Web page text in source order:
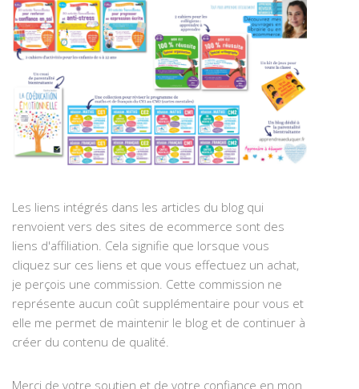
Les liens intégrés dans les articles du blog qui
renvoient vers des sites de ecommerce sont des
liens d'affiliation. Cela signifie que lorsque vous
cliquez sur ces liens et que vous effectuez un achat,
je perçois une commission. Cette commission ne
représente aucun coût supplémentaire pour vous et
elle me permet de maintenir le blog et de continuer à
créer du contenu de qualité.
Merci de votre soutien et de votre confiance en mon